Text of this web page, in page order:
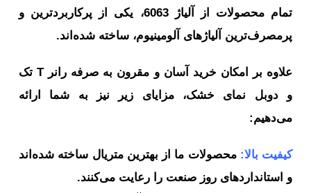
تمام محصولات از آلیاژ 6063، یکی از پرکاربردترین و
آلیاژهای آلومینیوم، ساخته شده‌اند.
علاوه بر امکان خرید آسان و مقرون به صرفه رانر T تک
دوبل نمای خشک، مزایای زیر نیز به شما ارائه
بالا:محصولات ما از بهترین متریال ساخته شده‌اند
استانداردهای روز صنعت را رعایت می‌کنند.